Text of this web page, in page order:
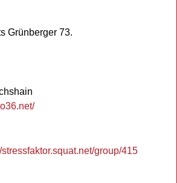
Grünberger 73.
stressfaktor.squat.net/group/415